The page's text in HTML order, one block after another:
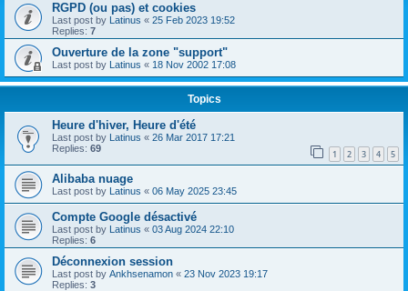
RGPD (ou pas) et cookies
Last post by Latinus « 25 Feb 2023 19:52
Replies: 7
Ouverture de la zone "support"
Last post by Latinus « 18 Nov 2002 17:08
Topics
Heure d'hiver, Heure d'été
Last post by Latinus « 26 Mar 2017 17:21
Replies: 69 1 2 3 4 5
Alibaba nuage
Last post by Latinus « 06 May 2025 23:45
Compte Google désactivé
Last post by Latinus « 03 Aug 2024 22:10
Replies: 6
Déconnexion session
Last post by Ankhsenamon « 23 Nov 2023 19:17
Replies: 3